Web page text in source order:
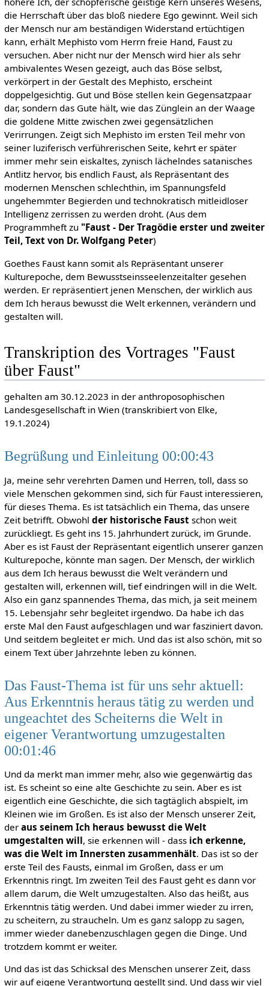
die Herrschaft über das bloß niedere Ego gewinnt. Weil sich
der Mensch nur am beständigen Widerstand ertüchtigen
kann, erhält Mephisto vom Herrn freie Hand, Faust zu
versuchen. Aber nicht nur der Mensch wird hier als sehr
ambivalentes Wesen gezeigt, auch das Böse selbst,
verkörpert in der Gestalt des Mephisto, erscheint
doppelgesichtig. Gut und Böse stellen kein Gegensatzpaar
dar, sondern das Gute hält, wie das Zünglein an der Waage
die goldene Mitte zwischen zwei gegensätzlichen
Verirrungen. Zeigt sich Mephisto im ersten Teil mehr von
seiner luziferisch verführerischen Seite, kehrt er später
immer mehr sein eiskaltes, zynisch lächelndes satanisches
Antlitz hervor, bis endlich Faust, als Repräsentant des
modernen Menschen schlechthin, im Spannungsfeld
ungehemmter Begierden und technokratisch mitleidloser
Intelligenz zerrissen zu werden droht. (Aus dem
Programmheft zu "Faust - Der Tragödie erster und zweiter
Teil, Text von Dr. Wolfgang Peter)
Goethes Faust kann somit als Repräsentant unserer
Kulturepoche, dem Bewusstseinsseelenzeitalter gesehen
werden. Er repräsentiert jenen Menschen, der wirklich aus
dem Ich heraus bewusst die Welt erkennen, verändern und
gestalten will.
Transkription des Vortrages "Faust
über Faust"
gehalten am 30.12.2023 in der anthroposophischen
Landesgesellschaft in Wien (transkribiert von Elke,
19.1.2024)
Begrüßung und Einleitung 00:00:43
Ja, meine sehr verehrten Damen und Herren, toll, dass so
viele Menschen gekommen sind, sich für Faust interessieren,
für dieses Thema. Es ist tatsächlich ein Thema, das unsere
Zeit betrifft. Obwohl der historische Faustschon weit
zurückliegt. Es geht ins 15. Jahrhundert zurück, im Grunde.
Aber es ist Faust der Repräsentant eigentlich unserer ganzen
Kulturepoche, könnte man sagen. Der Mensch, der wirklich
aus dem Ich heraus bewusst die Welt verändern und
gestalten will, erkennen will, tief eindringen will in die Welt.
Also ein ganz spannendes Thema, das mich, ja seit meinem
15. Lebensjahr sehr begleitet irgendwo. Da habe ich das
erste Mal den Faust aufgeschlagen und war fasziniert davon.
Und seitdem begleitet er mich. Und das ist also schön, mit so
einem Text über Jahrzehnte leben zu können.
Das Faust-Thema ist für uns sehr aktuell:
Aus Erkenntnis heraus tätig zu werden und
ungeachtet des Scheiterns die Welt in
eigener Verantwortung umzugestalten
00:01:46
Und da merkt man immer mehr, also wie gegenwärtig das
ist. Es scheint so eine alte Geschichte zu sein. Aber es ist
eigentlich eine Geschichte, die sich tagtäglich abspielt, im
Kleinen wie im Großen. Es ist also der Mensch unserer Zeit,
der aus seinem Ich heraus bewusst die Welt
umgestalten will, sie erkennen will - dass ich erkenne,
was die Welt im Innersten zusammenhält. Das ist so der
erste Teil des Fausts, einmal im Großen, dass er um
Erkenntnis ringt. Im zweiten Teil des Faust geht es dann vor
allem darum, die Welt umzugestalten. Also das heißt, aus
Erkenntnis tätig werden. Und dabei immer wieder zu irren,
zu scheitern, zu straucheln. Um es ganz salopp zu sagen,
immer wieder danebenzuschlagen gegen die Dinge. Und
trotzdem kommt er weiter.
Und das ist das Schicksal des Menschen unserer Zeit, dass
wir auf eigene Verantwortung gestellt sind. Und dass wir viel